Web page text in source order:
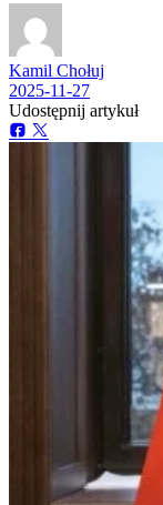
Kamil Chołuj
2025-11-27
Udostępnij artykuł